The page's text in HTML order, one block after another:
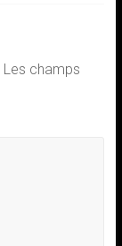
Les champs